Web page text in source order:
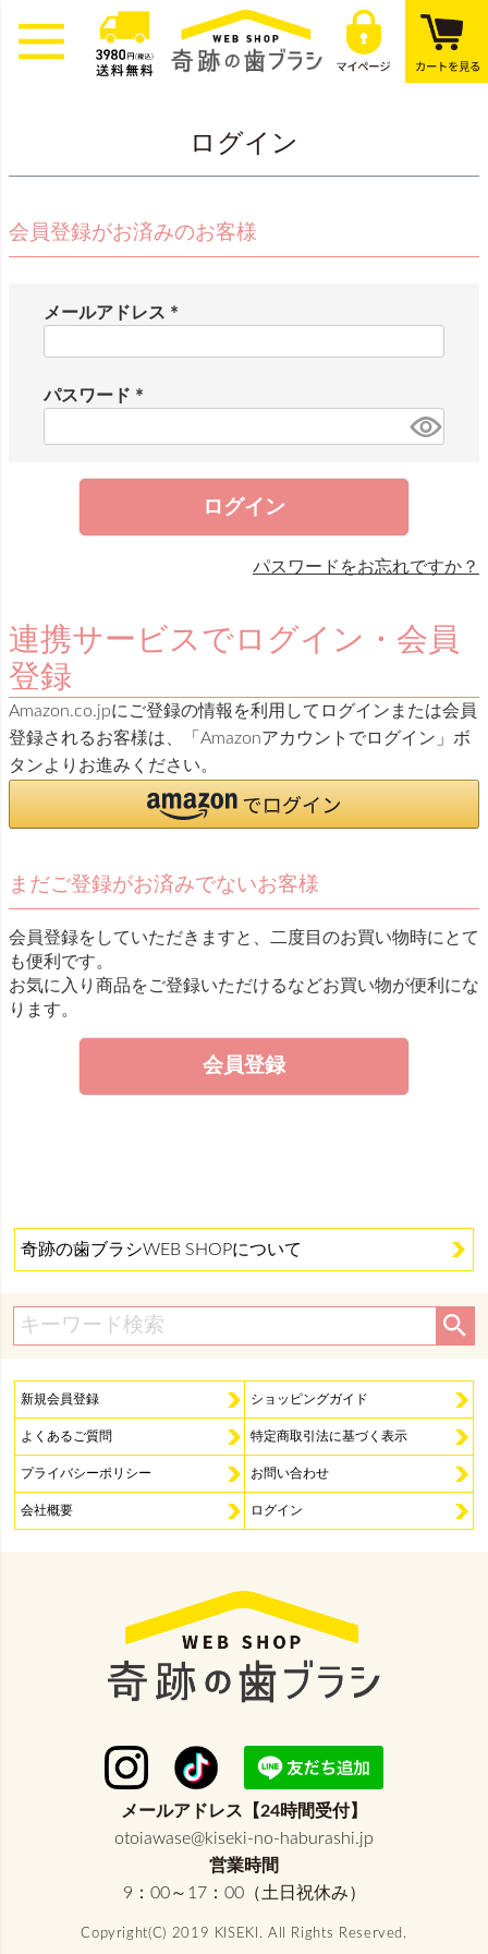
ログイン
会員登録がお済みのお客様
メールアドレス
)
パスワード
必
ログイン
パスワードをお忘れですか？
連携サービスでログイン・会員
登録
Amazon.co.jpにご登録の情報を利用してログインまたは会員
登録されるお客様は、「Amazonアカウントでログイン」ボ
タンよりお進みください。
まだご登録がお済みでないお客様
会員登録をしていただきますと、二度目のお買い物時にとて
も便利です。
お気に入り商品をご登録いただけるなどお買い物が便利にな
ります。
会員登録
奇跡の歯ブラシWEB SHOPについて
新規会員登録 ショッピングガイド
よくあるご質問 特定商取引法に基づく表示
プライバシーポリシー お問い合わせ
会社概要 ログイン
メールアドレス【24時間受付】
otoiawase@kiseki-no-haburashi.jp
営業時間
9：00～17：00（土日祝休み）
Copyright(C) 2019 KISEKI. All Rights Reserved.